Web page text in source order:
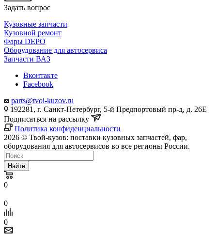
Задать вопрос
Кузовные запчасти
Кузовной ремонт
Фары DEPO
Оборудование для автосервиса
Запчасти ВАЗ
Вконтакте
Facebook
parts@tvoi-kuzov.ru
192281, г. Санкт-Петербург, 5-й Предпортовый пр-д, д. 26Е
Подписаться на рассылку
Политика конфиденциальности
2026 © Твой-кузов: поставки кузовных запчастей, фар,
оборудования для автосервисов во все регионы России.
Найти
0
0
0